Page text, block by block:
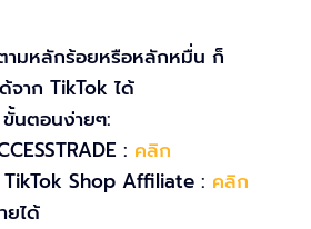
ามหลักร้อยหรือหลักหมื่น ก็
จาก TikTok ได้
นตอนง่ายๆ:
: คลิก
Shop Affiliate : คลิก
ยได้